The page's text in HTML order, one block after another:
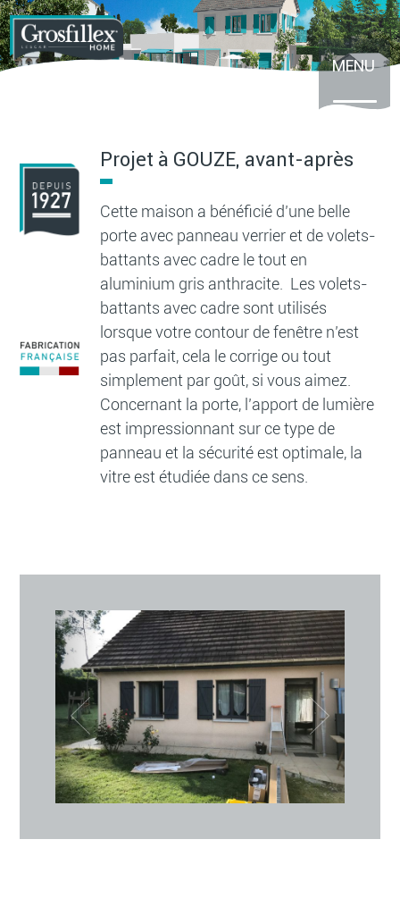
Aller
au
contenu
principal
MENU
Projet à GOUZE, avant-après
Cette maison a bénéficié d’une belle
porte avec panneau verrier et de volets-
battants avec cadre le tout en
aluminium gris anthracite. Les volets-
battants avec cadre sont utilisés
lorsque votre contour de fenêtre n’est
pas parfait, cela le corrige ou tout
simplement par goût, si vous aimez.
Concernant la porte, l’apport de lumière
est impressionnant sur ce type de
panneau et la sécurité est optimale, la
vitre est étudiée dans ce sens.